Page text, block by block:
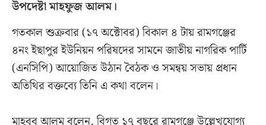
উপদেষ্টা মাহফুজ আলম।
গতকাল শুক্রবার (১৭ অক্টোবর) বিকাল ৪ টায় রামগঞ্জের
৪নং ইছাপুর ইউনিয়ন পরিষদের সামনে জাতীয় নাগরিক পার্টি
(এনসিপি) আয়োজিত উঠান বৈঠক ও সমন্বয় সভায় প্রধান
অতিথির বক্তব্যে তিনি এ কথা বলেন।